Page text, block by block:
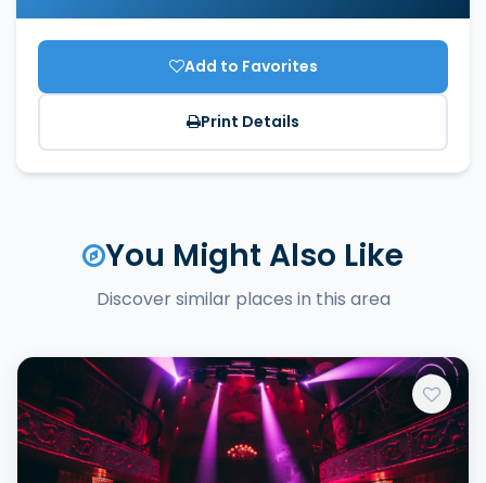
Add to Favorites
Print Details
You Might Also Like
Discover similar places in this area